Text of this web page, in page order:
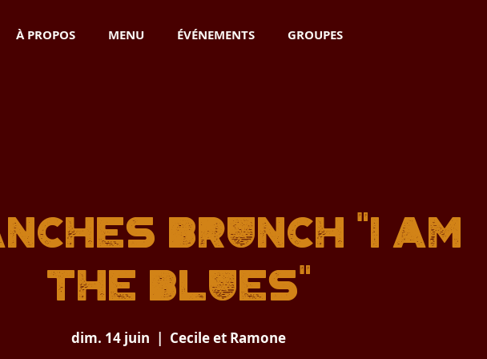
À PROPOS MENU ÉVÉNEMENTS GROUPES
Brunch "I AM
THE BLUES"
dim. 14 juin
  |
Cecile et Ramone